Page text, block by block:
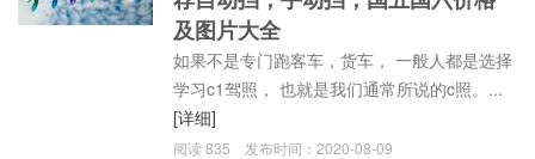
及图片大全
如果不是专门跑客车，货车， 一般人都是选择
学习c1驾照， 也就是我们通常所说的c照。...
[详细]
阅读835 发布时间：2020-08-09